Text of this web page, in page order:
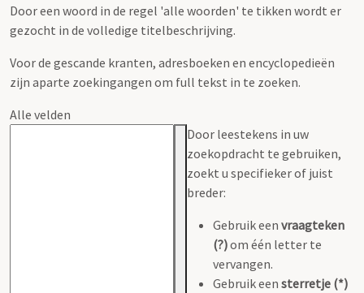
Door een woord in de regel 'alle woorden' te tikken wordt er
gezocht in de volledige titelbeschrijving.
Voor de gescande kranten, adresboeken en encyclopedieën
zijn aparte zoekingangen om full tekst in te zoeken.
Alle velden
Door leestekens in uw
zoekopdracht te gebruiken,
zoekt u specifieker of juist
breder:
Gebruik een vraagteken
(?)om één letter te
vervangen.
Gebruik een sterretje (*)